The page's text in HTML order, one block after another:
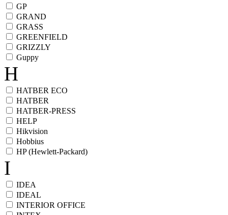
GP
GRAND
GRASS
GREENFIELD
GRIZZLY
Guppy
H
HATBER ECO
HATBER
HATBER-PRESS
HELP
Hikvision
Hobbius
HP (Hewlett-Packard)
I
IDEA
IDEAL
INTERIOR OFFICE